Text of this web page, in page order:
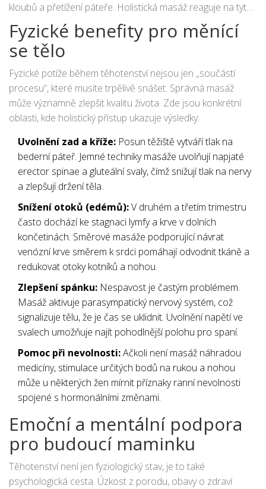
kloubů a přetížení páteře. Holistická masáž reaguje na tyto
změny pružně, přizpůsobuje intenzitu a techniky aktuálním
potřebám organismu, nikoliv pevnému plánu.
Fyzické benefity pro měnící
se tělo
Fyzické potíže během těhotenství nejsou jen „součástí
procesu“, které musíte trpělivě snášet. Správná masáž
může významně zlepšit kvalitu života. Zde jsou konkrétní
oblasti, kde holistický přístup ukazuje výsledky:
Uvolnění zad a kříže: Posun těžiště vytváří tlak na
bederní páteř. Jemné techniky masáže uvolňují napjaté
erector spinae a gluteální svaly, čímž snižují tlak na nervy
a zlepšují držení těla.
Snížení otoků (edémů):V druhém a třetím trimestru
často dochází ke stagnaci lymfy a krve v dolních
končetinách. Směrové masáže podporující návrat
venózní krve směrem k srdci pomáhají odvodnit tkáně a
redukovat otoky kotníků a nohou.
Zlepšení spánku: Nespavost je častým problémem.
Masáž aktivuje parasympatický nervový systém, což
signalizuje tělu, že je čas se uklidnit. Uvolnění napětí ve
svalech umožňuje najít pohodlnější polohu pro spaní.
Pomoc při nevolnosti:Ačkoli není masáž náhradou
medicíny, stimulace určitých bodů na rukou a nohou
může u některých žen mírnit příznaky ranní nevolnosti
spojené s hormonálními změnami.
Emoční a mentální podpora
pro budoucí maminku
Těhotenství není jen fyziologický stav, je to také
psychologická cesta. Úzkost z porodu, obavy o zdraví